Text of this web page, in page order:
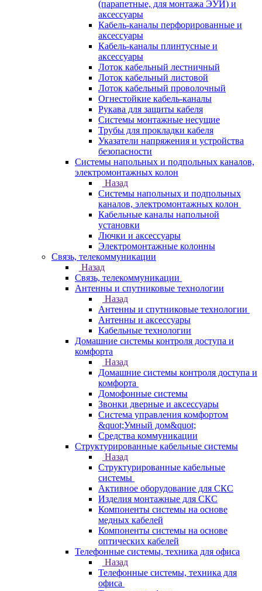
(парапетные, для монтажа ЭУИ) и
аксессуары
Кабель-каналы перфорированные и
аксессуары
Кабель-каналы плинтусные и
аксессуары
Лоток кабельный лестничный
Лоток кабельный листовой
Лоток кабельный проволочный
Огнестойкие кабель-каналы
Рукава для защиты кабеля
Системы монтажные несущие
Трубы для прокладки кабеля
Указатели напряжения и устройства
безопасности
Системы напольных и подпольных каналов,
электромонтажных колон
Назад
Системы напольных и подпольных
каналов, электромонтажных колон
Кабельные каналы напольной
установки
Лючки и аксессуары
Электромонтажные колонны
Связь, телекоммуникации
Назад
Связь, телекоммуникации
Антенны и спутниковые технологии
Назад
Антенны и спутниковые технологии
Антенны и аксессуары
Кабельные технологии
Домашние системы контроля доступа и
комфорта
Назад
Домашние системы контроля доступа и
комфорта
Домофонные системы
Звонки дверные и аксессуары
Система управления комфортом
&quot;Умный дом&quot;
Средства коммуникации
Структурированные кабельные системы
Назад
Структурированные кабельные
системы
Активное оборудование для СКС
Изделия монтажные для СКС
Компоненты системы на основе
медных кабелей
Компоненты системы на основе
оптических кабелей
Телефонные системы, техника для офиса
Назад
Телефонные системы, техника для
офиса